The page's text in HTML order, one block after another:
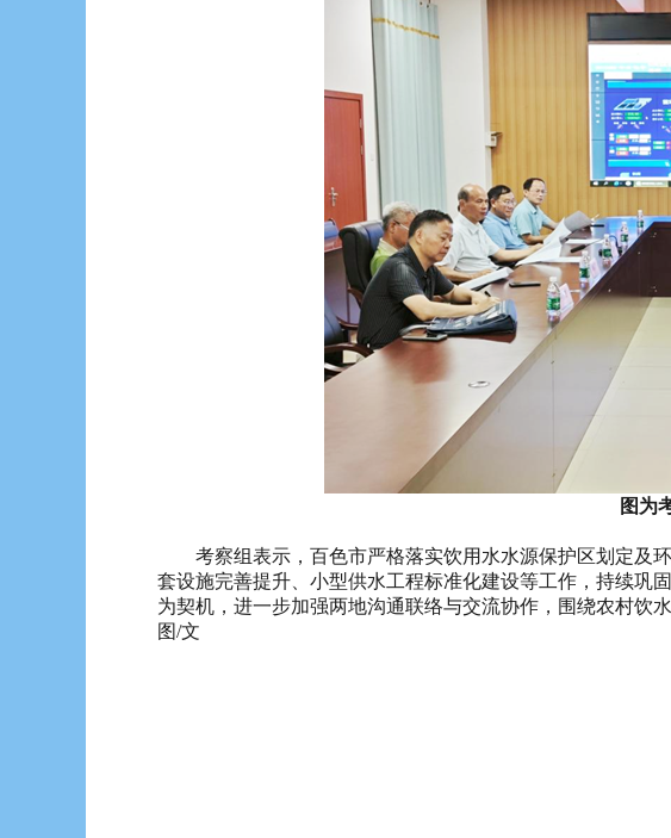
图为
考察组表示，百色市严格落实饮用水水源保护区划定及环
套设施完善提升、小型供水工程标准化建设等工作，持续巩
为契机，进一步加强两地沟通联络与交流协作，围绕农村饮
图/文